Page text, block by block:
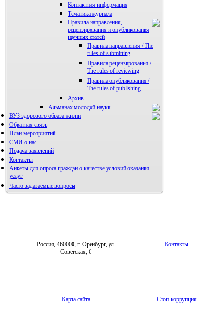
Контактная информация
Тематика журнала
Правила направления,
рецензирования и опубликования
научных статей
Правила направления / The
rules of submitting
Правила рецензирования /
The rules of reviewing
Правила опубликования /
The rules of publishing
Архив
Альманах молодой науки
Редакция журнала
ВУЗ здорового образа жизни
Фотогалерея
Обратная связь
План мероприятий
СМИ о нас
Подача заявлений
Контакты
Анкеты для опроса граждан о качестве условий оказания
услуг
Часто задаваемые вопросы
Россия, 460000, г. Оренбург, ул.
Советская, 6
Контакты
Карта сайта Стоп-коррупция